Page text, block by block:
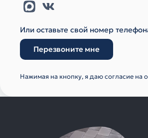
Или оставьте свой номер
Перезвоните мне
Нажимая на кнопку, я даю согласие на